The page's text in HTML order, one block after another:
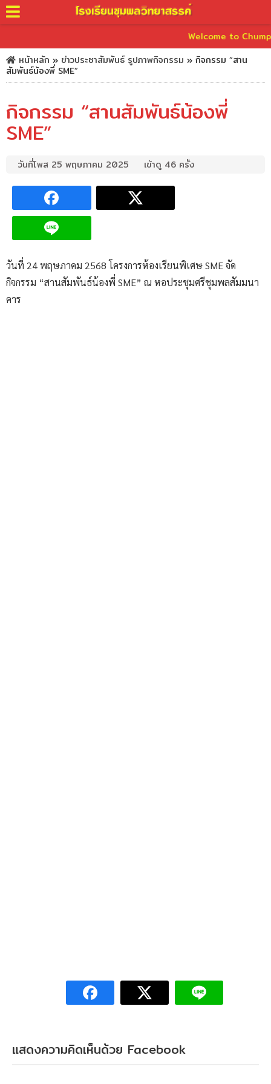
Welcome to
หน้าหลัก » ข่าวประชาสัมพันธ์ รูปภาพกิจกรรม » กิจกรรม “สาน
สัมพันธ์น้องพี่ SME”
กิจกรรม “สานสัมพันธ์น้องพี่
SME”
วันที่โพส 25 พฤษภาคม 2025 เข้าดู 46 ครั้ง
วันที่ 24 พฤษภาคม 2568 โครงการห้องเรียนพิเศษ SME จัด
กิจกรรม “สานสัมพันธ์น้องพี่ SME” ณ หอประชุมศรีชุมพลสัมมนา
คาร
แสดงความคิดเห็นด้วย Facebook